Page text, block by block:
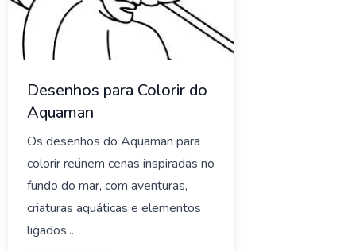
Desenhos para Colorir do
Aquaman
Os desenhos do Aquaman para
colorir reúnem cenas inspiradas no
fundo do mar, com aventuras,
criaturas aquáticas e elementos
ligados...